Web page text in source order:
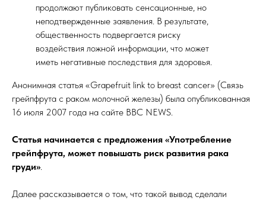
продолжают публиковать сенсационные, но
неподтвержденные заявления. В результате,
общественность подвергается риску
воздействия ложной информации, что может
иметь негативные последствия для здоровья.
Анонимная статья «Grapefruit link to breast cancer» (Связь
грейпфрута с раком молочной железы) была опубликованная
16 июля 2007 года на сайте BBC NEWS.
Статья начинается с предложения «Употребление
грейпфрута, может повышать риск развития рака
груди».
Далее рассказывается о том, что такой вывод сделали